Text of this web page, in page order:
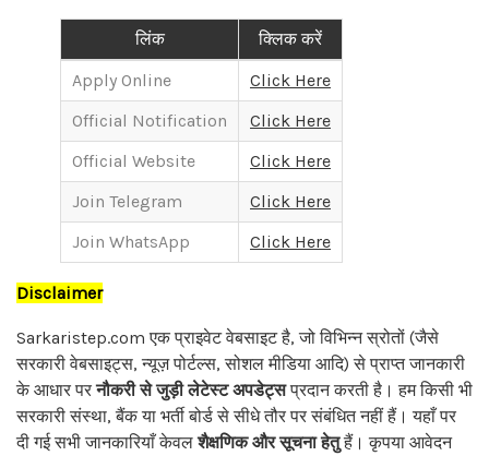
लिंक
क्लिक करें
Apply Online
Click Here
Official Notification
Click Here
Official Website
Click Here
Join Telegram
Click Here
Join WhatsApp
Click Here
Disclaimer
Sarkaristep.com एक प्राइवेट वेबसाइट है, जो विभिन्न स्रोतों (जैसे
सरकारी वेबसाइट्स, न्यूज़ पोर्टल्स, सोशल मीडिया आदि) से प्राप्त जानकारी
के आधार परनौकरी से जुड़ी लेटेस्ट अपडेट्सप्रदान करती है। हम किसी भी
सरकारी संस्था, बैंक या भर्ती बोर्ड से सीधे तौर पर संबंधित नहीं हैं। यहाँ पर
दी गई सभी जानकारियाँ केवलशैक्षणिक और सूचना हेतुहैं। कृपया आवेदन